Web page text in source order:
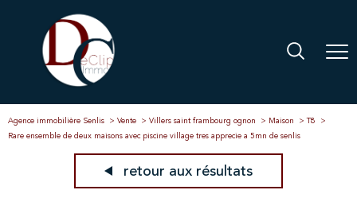
Agence immobilière Senlis Vente Villers saint frambourg ognon Maison
T8
Rare ensemble de deux maisons avec piscine village tres apprecie a 5mn de senlis
retour aux résultats